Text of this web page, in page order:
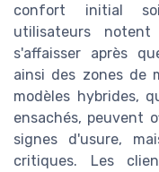
confort initial
utilisateurs
s'affaisser après
ainsi des zones de
modèles hybrides,
ensachés, peuvent
signes d'usure,
critiques. Les